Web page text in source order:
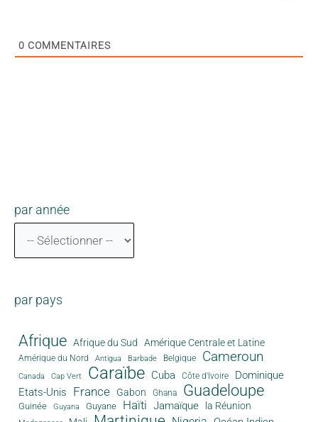
0 COMMENTAIRES
par année
par pays
Afrique Afrique du Sud Amérique Centrale et Latine
Amérique du Nord Antigua Barbade Belgique Cameroun
Canada Cap Vert Caraïbe Cuba Côte d'Ivoire
Dominique
Etats-Unis
France Gabon Ghana Guadeloupe
Guinée Guyana Guyane Haïti Jamaïque la Réunion